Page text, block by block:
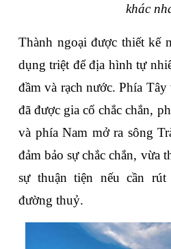
khác
Thành ngoại được thiết kế
dụng triệt để địa hình tự
đầm và rạch nước. Phía
đã được gia cố chắc chắn,
và phía Nam mở ra sông
đảm bảo sự chắc chắn, vừa
sự thuận tiện nếu cần
đường thuỷ.